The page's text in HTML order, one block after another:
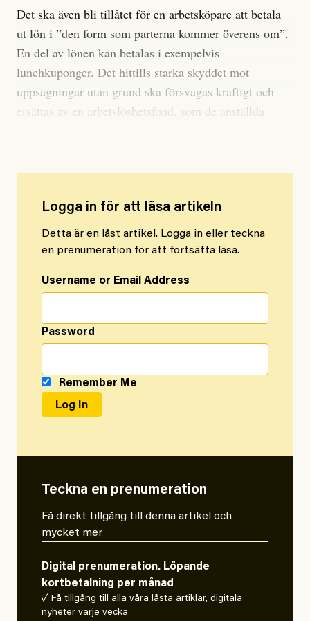
Det ska även bli tillåtet för en arbetsköpare att betala
ut lön i ”den form som parterna kommer överens om”.
En del av lönen kan betalas i exempelvis
lunchkuponger. Det hittills starka skyddet mot
uppsägningar utan grund ska försvagas kraftigt och
ersättas av en arbetslöshetsfond, som de anställda
Logga in för att läsa artikeln
Detta är en låst artikel. Logga in eller teckna
en prenumeration för att fortsätta läsa.
Username or Email Address
Password
Remember Me
Teckna en prenumeration
Få direkt tillgång till denna artikel och
mycket mer
Digital prenumeration. Löpande
kortbetalning per månad
✓ Få tillgång till alla våra låsta artiklar, digitala
nyheter varje vecka